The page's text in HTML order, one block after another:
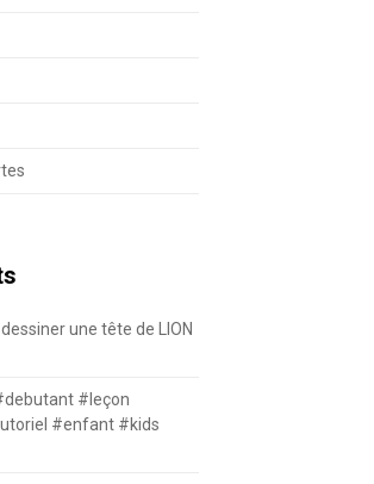
une tête de LION
#leçon
#enfant #kids